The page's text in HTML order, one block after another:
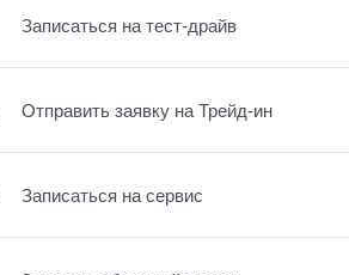
Отправить заявку на Трейд-ин
Записаться на сервис
Заказать обратный звонок
Записаться на сервис
Отправить заявку на Трейд-ин
Заказать обратный звонок
Записаться на тест-драйв
Отправить заявку на Трейд-ин
Записаться на сервис